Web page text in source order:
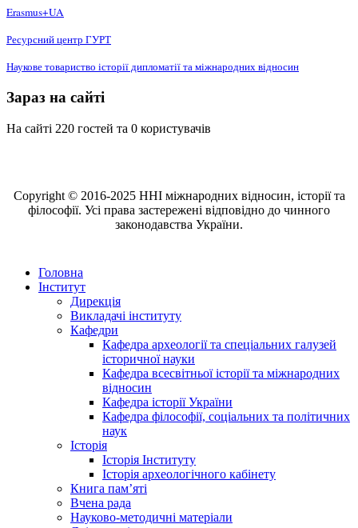
Erasmus+UA
Ресурсний центр ГУРТ
Наукове товариство історії дипломатії та міжнародних відносин
Зараз на сайті
На сайті 220 гостей та 0 користувачів
Copyright © 2016-2025 ННІ міжнародних відносин, історії та
філософії. Усі права застережені відповідно до чинного
законодавства України.
Головна
Інститут
Дирекція
Викладачі інституту
Кафедри
Кафедра археології та спеціальних галузей
історичної науки
Кафедра всесвітньої історії та міжнародних
відносин
Кафедра історії України
Кафедра філософії, соціальних та політичних
наук
Історія
Історія Інституту
Історія археологічного кабінету
Книга памʼяті
Вчена рада
Науково-методичні матеріали